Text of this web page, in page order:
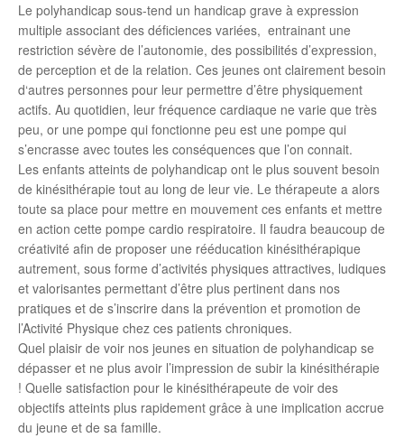
Le polyhandicap sous-tend un handicap grave à expression
multiple associant des déficiences variées, entrainant une
restriction sévère de l’autonomie, des possibilités d’expression,
de perception et de la relation. Ces jeunes ont clairement besoin
d‘autres personnes pour leur permettre d’être physiquement
actifs. Au quotidien, leur fréquence cardiaque ne varie que très
peu, or une pompe qui fonctionne peu est une pompe qui
s’encrasse avec toutes les conséquences que l’on connait.
Les enfants atteints de polyhandicap ont le plus souvent besoin
de kinésithérapie tout au long de leur vie. Le thérapeute a alors
toute sa place pour mettre en mouvement ces enfants et mettre
en action cette pompe cardio respiratoire. Il faudra beaucoup de
créativité afin de proposer une rééducation kinésithérapique
autrement, sous forme d’activités physiques attractives, ludiques
et valorisantes permettant d’être plus pertinent dans nos
pratiques et de s’inscrire dans la prévention et promotion de
l’Activité Physique chez ces patients chroniques.
Quel plaisir de voir nos jeunes en situation de polyhandicap se
dépasser et ne plus avoir l’impression de subir la kinésithérapie
! Quelle satisfaction pour le kinésithérapeute de voir des
objectifs atteints plus rapidement grâce à une implication accrue
du jeune et de sa famille.